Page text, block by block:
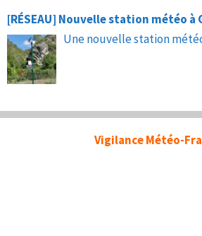
[RÉSEAU] Nouvelle station météo à
Une nouvelle station
Vigilance Météo-